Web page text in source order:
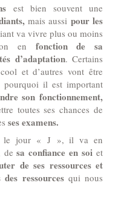
est bien souvent une
mais aussi pour les
va vivre plus ou moins
en fonction de sa
d’adaptation. Certains
et d’autres vont être
pourquoi il est important
son fonctionnement,
toutes ses chances de
ses examens.
le jour « J », il va en
desa confiance en soiet
de ses ressources et
ressourcesqui nous